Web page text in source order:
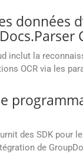
données
inclut la
OCR via les
des SDK pour
de